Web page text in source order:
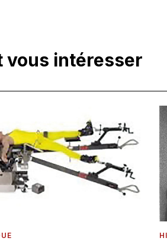
vous intéresser